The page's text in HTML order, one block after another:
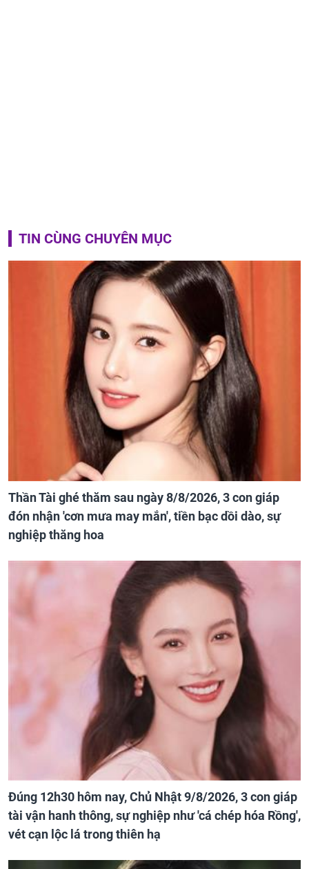
TIN CÙNG CHUYÊN MỤC
Thần Tài ghé thăm sau ngày 8/8/2026, 3 con giáp
đón nhận 'cơn mưa may mắn', tiền bạc dồi dào, sự
nghiệp thăng hoa
Đúng 12h30 hôm nay, Chủ Nhật 9/8/2026, 3 con giáp
tài vận hanh thông, sự nghiệp như 'cá chép hóa Rồng',
vét cạn lộc lá trong thiên hạ